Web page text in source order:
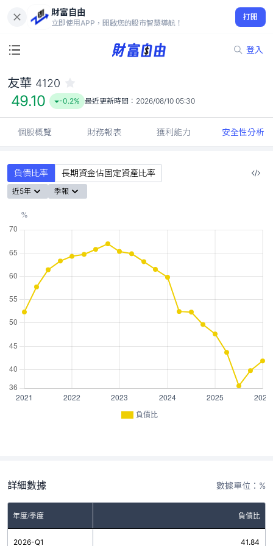
財富自由
立即使用APP，開啟您的股市智慧導航！
打開
登入
49.10
-0.2%
友華 4120
49.10 -0.2% 最近更新時間： 2026/08/10 05:30
個股概覽 財務報表 獲利能力 安全性分析
負債比率 長期資金佔固定資產比率
近5年 季報
負債比
詳細數據 數據單位：%
年度/季度 負債比
2026-Q1 41.84